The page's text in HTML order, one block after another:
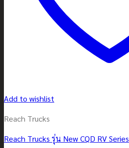
Add to wishlist
Reach Trucks
Reach Trucks รุ่น New CQD RV Series